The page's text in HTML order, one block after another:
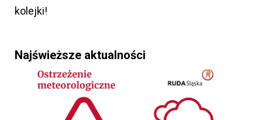
kolejki!
Najświeższe aktualności